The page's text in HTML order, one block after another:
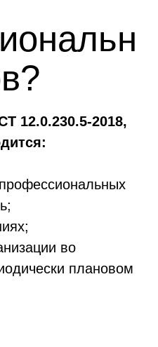
12.0.230.5-2018,
во
плановом